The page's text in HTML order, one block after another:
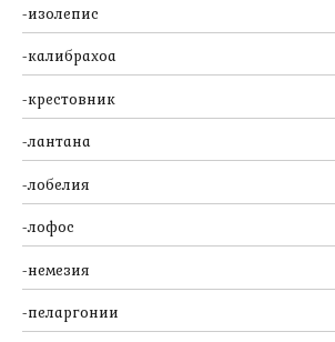
изолепис
калибрахоа
крестовник
лантана
лобелия
лофос
немезия
пеларгонии